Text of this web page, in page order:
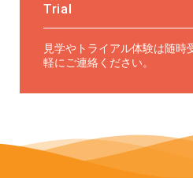
Trial
見学やトライアル体験は随時
軽にご連絡ください。